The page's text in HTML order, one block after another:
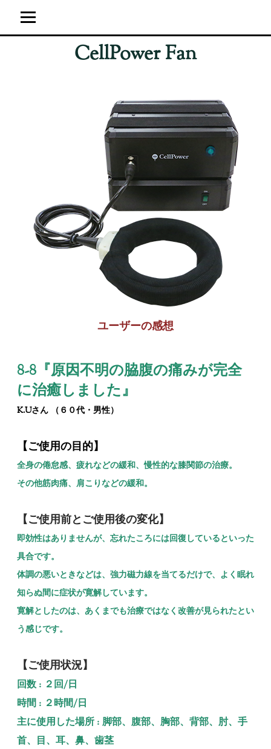
超強力神経波磁力線発生器
CellPower Fan
ユーザーの感想
8-8『原因不明の脇腹の痛みが完全
に治癒しました』
K.Uさん （６０代・男性）
【ご使用の目的】
全身の倦怠感、疲れなどの緩和、慢性的な膝関節の治療。
その他筋肉痛、肩こりなどの緩和。
【ご使用前とご使用後の変化】
即効性はありませんが、忘れたころには回復しているといった
具合です。
体調の悪いときなどは、強力磁力線を当てるだけで、よく眠れ
知らぬ間に症状が寛解しています。
寛解としたのは、あくまでも治療ではなく改善が見られたとい
う感じです。
【ご使用状況】
回数 : ２回/日
時間 : ２時間/日
主に使用した場所 : 脚部、腹部、胸部、背部、肘、手
首、目、耳、鼻、歯茎